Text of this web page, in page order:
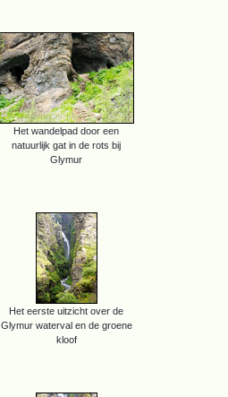
Het wandelpad door een
natuurlijk gat in de rots bij
Glymur
Het eerste uitzicht over de
Glymur waterval en de groene
kloof